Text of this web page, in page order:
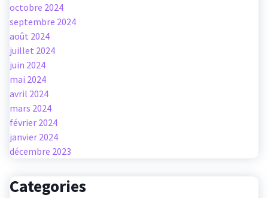
octobre 2024
septembre 2024
août 2024
juillet 2024
juin 2024
mai 2024
avril 2024
mars 2024
février 2024
janvier 2024
décembre 2023
Categories